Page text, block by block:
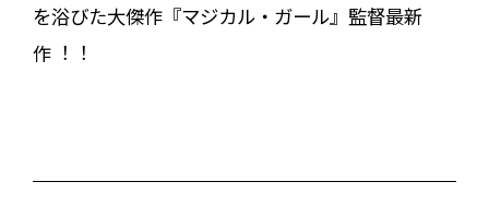
を浴びた大傑作『マジカル・ガール』監督最新
作︕︕